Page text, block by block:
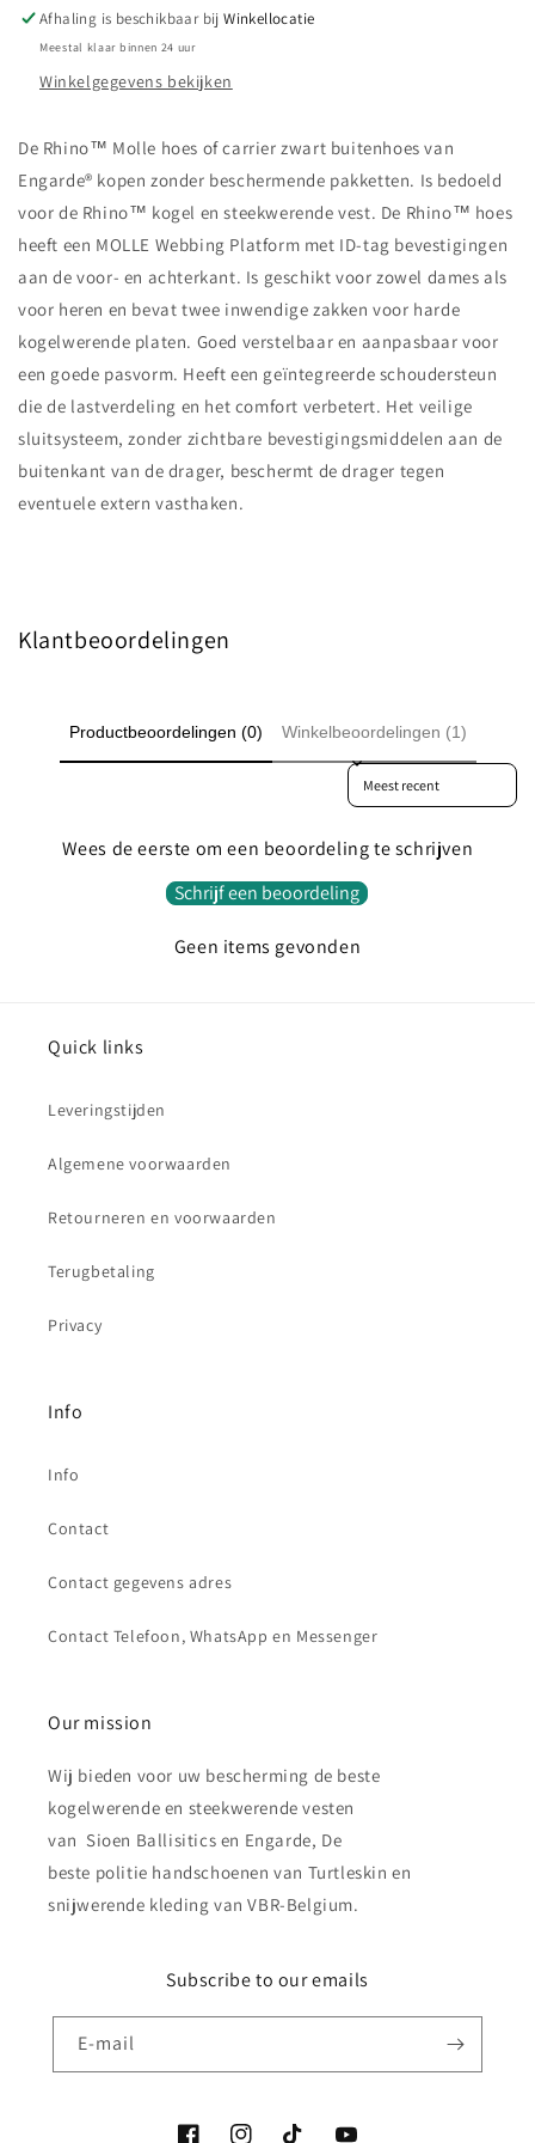
Afhaling is beschikbaar bijWinkellocatie
Meestal klaar binnen 24 uur
Winkelgegevens bekijken
De Rhino™ Molle hoes of carrier zwart buitenhoes van
Engarde® kopen zonder beschermende pakketten. Is bedoeld
voor de Rhino™ kogel en steekwerende vest. De Rhino™ hoes
heeft een MOLLE Webbing Platform met ID-tag bevestigingen
aan de voor- en achterkant. Is geschikt voor zowel dames als
voor heren en bevat twee inwendige zakken voor harde
kogelwerende platen. Goed verstelbaar en aanpasbaar voor
een goede pasvorm. Heeft een geïntegreerde schoudersteun
die de lastverdeling en het comfort verbetert. Het veilige
sluitsysteem, zonder zichtbare bevestigingsmiddelen aan de
buitenkant van de drager, beschermt de drager tegen
eventuele extern vasthaken.
Klantbeoordelingen
Productbeoordelingen (0) Winkelbeoordelingen (1)
Sort reviews by
Wees de eerste om een beoordeling te schrijven
Schrijf een beoordeling
Geen items gevonden
Quick links
Leveringstijden
Algemene voorwaarden
Retourneren en voorwaarden
Terugbetaling
Privacy
Info
Info
Contact
Contact gegevens adres
Contact Telefoon, WhatsApp en Messenger
Our mission
Wij bieden voor uw bescherming de beste
kogelwerende en steekwerende vesten
van Sioen Ballisitics en Engarde, De
beste politie handschoenen van Turtleskin en
snijwerende kleding van VBR-Belgium.
Subscribe to our emails
E‑mail